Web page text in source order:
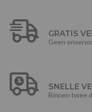
GRATIS
Geen
SNELLE
Binnen twee